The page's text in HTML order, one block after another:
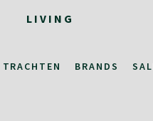
LIVING
TRACHTEN BRANDS